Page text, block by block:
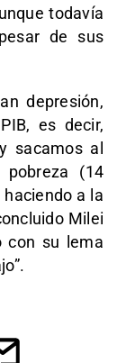
todavía
de sus
depresión,
es decir,
sacamos al
(14
a la
Milei
con su lema